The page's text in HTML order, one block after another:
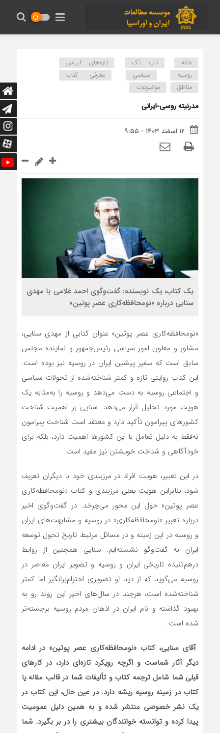
خانه تاپ تَک
تازه‌های ایراس
روسیه
سیاسی
معرفی کتاب
مناطق
موضوعات
مدرنیته روسی-ایرانی
۱۲ اسفند ۱۴۰۳ - ۹:۵۵
یک کتاب، یک نویسنده: گفت‌وگوی احمد غلامی با مهدی
سنایی درباره «نومحافظه‌کاری عصر پوتین»
«نومحافظه‌کاری عصر پوتین» عنوان کتابی از مهدی سنایی،
مشاور و معاون امور سیاسی رئیس‌جمهور و نماینده مجلس
سابق است که سفیر پیشین ایران در روسیه نیز بوده است.
این کتاب روایتی تازه و کمتر شناخته‌شده از تحولات سیاسی
و اجتماعی روسیه به دست می‌دهد و روسیه را به‌مثابه یک
هویت مورد تحلیل قرار می‌دهد. سنایی بر اهمیت شناخت
کشورهای پیرامون تأکید دارد و معتقد است شناخت پیرامون
نه‌فقط به دلیل تعامل با این کشورها اهمیت دارد، بلکه برای
خودآگاهی و شناخت خویشتن نیز مفید است.
در این تعبیر، هویت افراد در مرزبندی خود با دیگران تعریف
شود، بنابراین هویت یعنی مرزبندی و کتاب «نومحافظه‌کاری
عصر پوتین» حول این محور می‌چرخد. در گفت‌وگوی اخیر
درباره تعبیر «نومحافظه‌کاری» در روسیه و مشابهت‌های ایران
و روسیه در این زمینه و در مسائل مرتبط تاریخ تحول توسعه
ایران به گفت‌وگو نشسته‌ایم. سنایی همچنین از روابط
درهم‌تنیده تاریخی ایران و روسیه و تصویر ایران معاصر در
روسیه می‌گوید که از دید او تصویری احترام‌برانگیز اما کمتر
شناخته‌شده است، هرچند در سال‌های اخیر این روند رو به
بهبود گذاشته و نام ایران در اذهان مردم روسیه برجسته‌تر
شده است.
آقای سنایی، کتاب «نومحافظه‌کاری عصر پوتین» در ادامه‌
دیگر آثار شماست و اگرچه رویکرد تازه‌ای دارد، در کارهای
قبلی شما شامل ترجمه کتاب و تألیفات شما در قالب مقاله یا
کتاب در زمینه روسیه ریشه دارد. در عین حال، این کتاب در
یک نشر خصوصی منتشر شده و به همین دلیل عمومیت
پیدا کرده و توانسته خوانندگان بیشتری را در بر بگیرد. شما